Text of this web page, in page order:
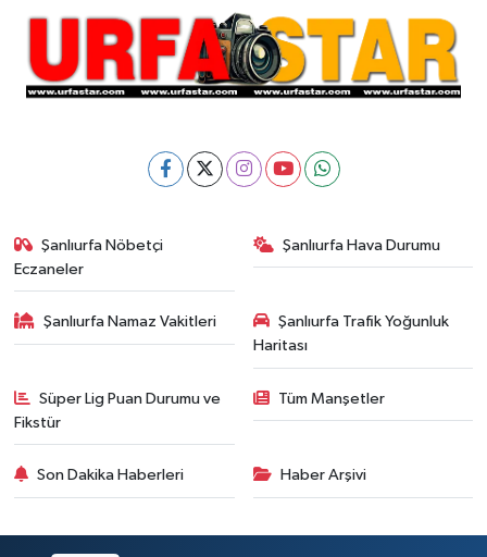
Şanlıurfa Nöbetçi
Eczaneler
Şanlıurfa Hava Durumu
Şanlıurfa Namaz Vakitleri
Şanlıurfa Trafik Yoğunluk
Haritası
Süper Lig Puan Durumu ve
Fikstür
Tüm Manşetler
Son Dakika Haberleri Haber Arşivi